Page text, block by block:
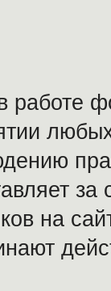
работе
на